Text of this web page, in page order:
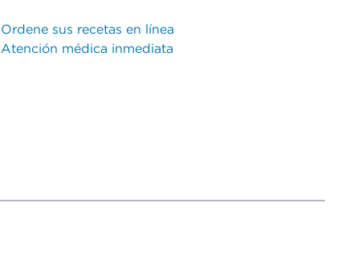
Ordene sus recetas en línea
Atención médica inmediata